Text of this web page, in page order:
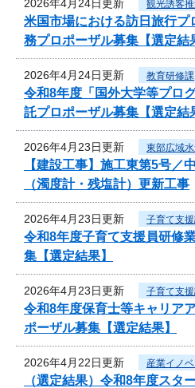
2026年4月24日更新 観光誘客
米国市場における訪日旅行プ
務プロポーザル募集【選定結
2026年4月24日更新 教育研修課
令和8年度「国外大学等プロ
託プロポーザル募集【選定結
2026年4月23日更新 東部広域
【建設工事】施工東第5号／
（濁度計・残塩計）更新工事
2026年4月23日更新 子育て支
令和8年度子育て支援員研修
集【選定結果】
2026年4月23日更新 子育て支
令和8年度保育士等キャリア
ポーザル募集【選定結果】
2026年4月22日更新 産業イノ
（選定結果）令和8年度スタ